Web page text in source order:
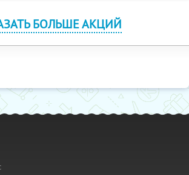
БОЛЬШЕ АКЦИЙ